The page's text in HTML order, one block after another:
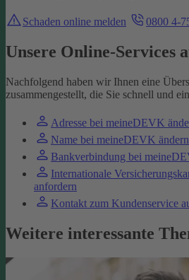
Schaden online melden 0800 4-
Unsere Online-Services
Nachfolgend haben wir Ihnen eine
zusammengestellt, die Sie schnell und
Adresse bei meineDEVK
Name bei meineDEVK ändern
Bankverbindung bei
Internationale
anfordern
Kontakt zum Kundenservice
Weitere interessante